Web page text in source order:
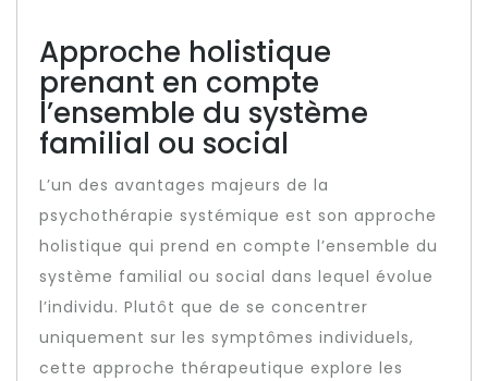
Approche holistique
prenant en compte
l’ensemble du système
familial ou social
L’un des avantages majeurs de la
psychothérapie systémique est son approche
holistique qui prend en compte l’ensemble du
système familial ou social dans lequel évolue
l’individu. Plutôt que de se concentrer
uniquement sur les symptômes individuels,
cette approche thérapeutique explore les